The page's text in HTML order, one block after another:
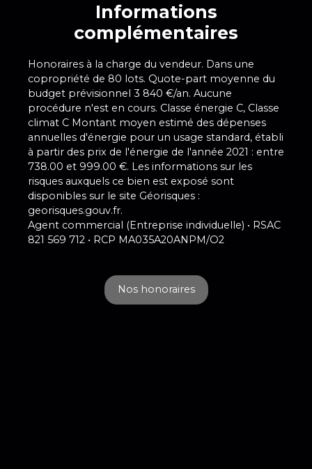
Informations
complémentaires
Honoraires à la charge du vendeur. Dans une
copropriété de 80 lots. Quote-part moyenne du
budget prévisionnel 3 840 €/an. Aucune
procédure n'est en cours. Classe énergie C, Classe
climat C Montant moyen estimé des dépenses
annuelles d'énergie pour un usage standard, établi
à partir des prix de l'énergie de l'année 2021 : entre
738.00 et 999.00 €. Les informations sur les
risques auxquels ce bien est exposé sont
disponibles sur le site Géorisques :
georisques.gouv.fr.
Agent commercial (Entreprise individuelle) • RSAC
821 569 712 • RCP MA035A20ANPM/O2
Nos honoraires